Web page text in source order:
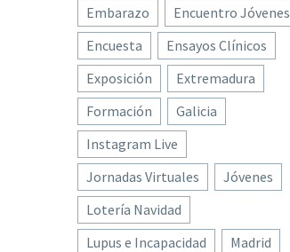
Embarazo
Encuentro Jóvenes
Encuesta
Ensayos Clínicos
Exposición
Extremadura
Formación
Galicia
Instagram Live
Jornadas Virtuales
Jóvenes
Lotería Navidad
Lupus e Incapacidad
Madrid